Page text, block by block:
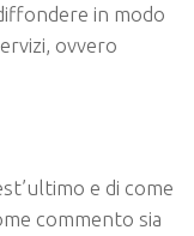
in modo
ovvero
e di come
commento sia